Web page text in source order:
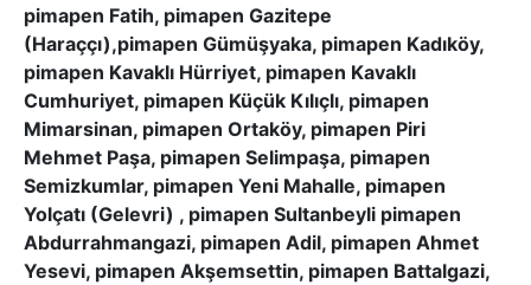
pimapen Fatih, pimapen Gazitepe
(Haraççı),pimapen Gümüşyaka, pimapen Kadıköy,
pimapen Kavaklı Hürriyet, pimapen Kavaklı
Cumhuriyet, pimapen Küçük Kılıçlı, pimapen
Mimarsinan, pimapen Ortaköy, pimapen Piri
Mehmet Paşa, pimapen Selimpaşa, pimapen
Semizkumlar, pimapen Yeni Mahalle, pimapen
Yolçatı (Gelevri) , pimapen Sultanbeyli pimapen
Abdurrahmangazi, pimapen Adil, pimapen Ahmet
Yesevi, pimapen Akşemsettin, pimapen Battalgazi,